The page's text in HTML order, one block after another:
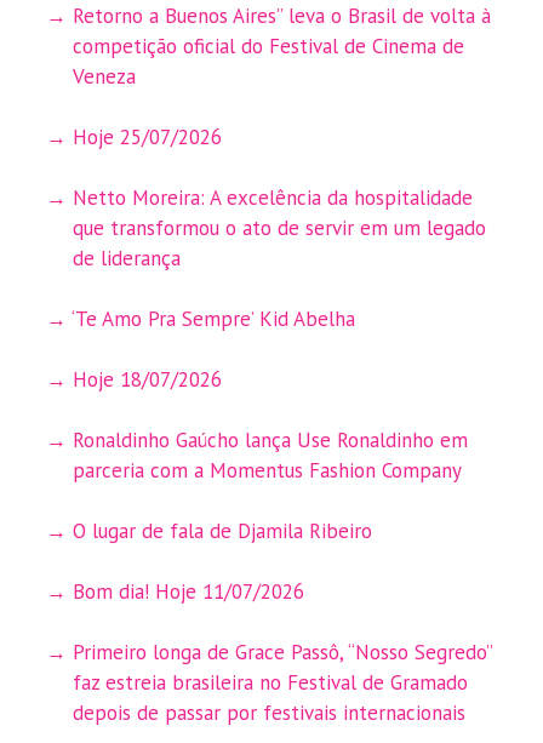
Retorno a Buenos Aires” leva o Brasil de volta à
competição oficial do Festival de Cinema de
Veneza
Hoje 25/07/2026
Netto Moreira: A excelência da hospitalidade
que transformou o ato de servir em um legado
de liderança
‘Te Amo Pra Sempre’ Kid Abelha
Hoje 18/07/2026
Ronaldinho Gaúcho lança Use Ronaldinho em
parceria com a Momentus Fashion Company
O lugar de fala de Djamila Ribeiro
Bom dia! Hoje 11/07/2026
Primeiro longa de Grace Passô, “Nosso Segredo”
faz estreia brasileira no Festival de Gramado
depois de passar por festivais internacionais